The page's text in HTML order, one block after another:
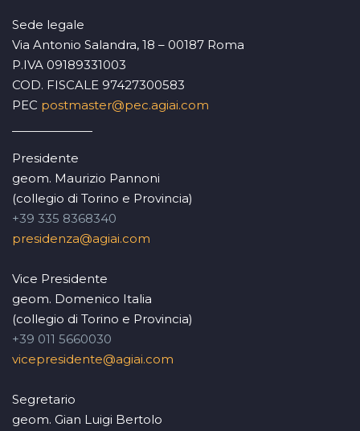
Sede legale
Via Antonio Salandra, 18 – 00187 Roma
P.IVA 09189331003
COD. FISCALE 97427300583
PEC postmaster@pec.agiai.com
Presidente
geom. Maurizio Pannoni
(collegio di Torino e Provincia)
+39 335 8368340
presidenza@agiai.com
Vice Presidente
geom. Domenico Italia
(collegio di Torino e Provincia)
+39 011 5660030
vicepresidente@agiai.com
Segretario
geom. Gian Luigi Bertolo